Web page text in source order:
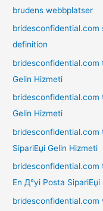
brudens webbplatser
definition
bridesconfidential.com
Gelin Hizmeti
bridesconfidential.com
Gelin Hizmeti
bridesconfidential.com
SipariЕџi Gelin Hizmeti
En Д°yi Posta SipariЕџi